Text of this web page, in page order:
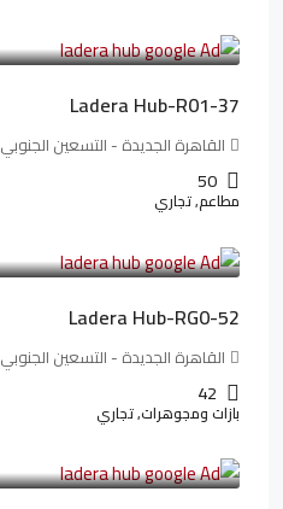
Ladera Hub-R01-37
القاهرة الجديدة - التسعين الجنوبي
50
مطاعم, تجاري
Ladera Hub-RG0-52
القاهرة الجديدة - التسعين الجنوبي
42
بازات ومجوهرات, تجاري